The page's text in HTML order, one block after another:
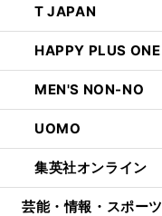
T JAPAN
HAPPY PLUS ONE
MEN'S NON-NO
UOMO
集英社オンライン
芸能・情報・スポーツ